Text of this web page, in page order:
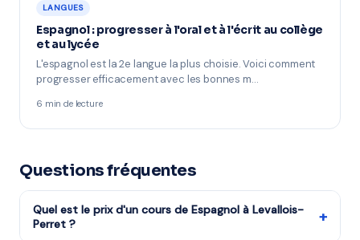
LANGUES
Espagnol : progresser à l'oral et à l'écrit au collège
et au lycée
L'espagnol est la 2e langue la plus choisie. Voici comment
progresser efficacement avec les bonnes m…
6 min de lecture
Questions fréquentes
Quel est le prix d'un cours de Espagnol à Levallois-
Perret ?
+